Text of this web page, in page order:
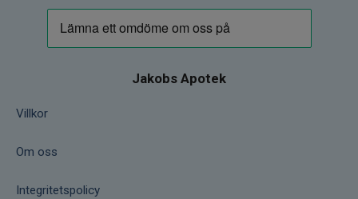
Jakobs Apotek
Villkor
Om oss
Integritetspolicy